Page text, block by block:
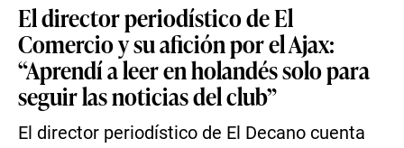
El director periodístico de El
Comercio y su afición por el Ajax:
“Aprendí a leer en holandés solo para
seguir las noticias del club”
El director periodístico de El Decano cuenta